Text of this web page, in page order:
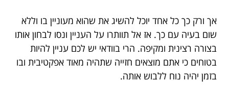
אך ורק כך כל אחד יוכל להשיג את שהוא מעוניין בו וללא
שום בעיה עם כך. אז אל תוותרו על העניין ונסו לבחון אותו
בצורה רצינית ומקיפה. הרי בוודאי יש לכם עניין להיות
בטוחים כי אתם מוצאים חזייה שתהיה מאוד אפקטיבית ובו
בזמן יהיה נוח ללבוש אותה.